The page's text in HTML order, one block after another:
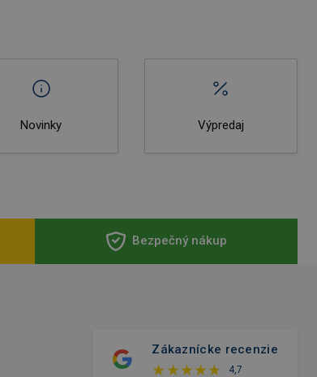
Novinky Výpredaj
Bezpečný nákup
Zákaznícke recenzie
4,7